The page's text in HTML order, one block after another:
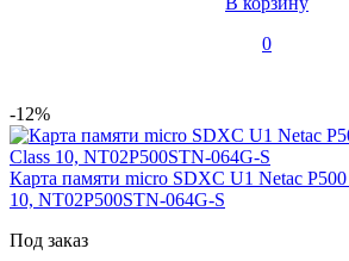
0
-12%
Карта памяти micro SDXC U1 Netac
10, NT02P500STN-064G-S
Под заказ